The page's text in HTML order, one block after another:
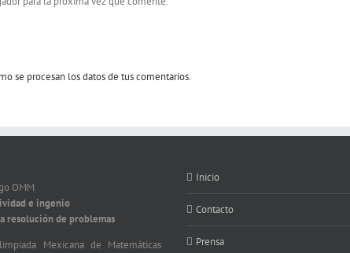
se procesan los datos de tus comentarios.
e ingenio
resolución de problemas
Mexicana de Matemáticas
Inicio
Contacto
Prensa